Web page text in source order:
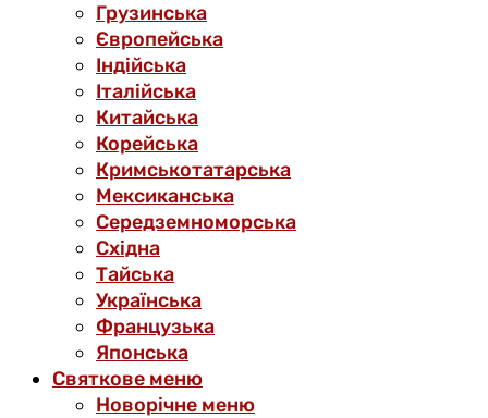
Грузинська
Європейська
Індійська
Італійська
Китайська
Корейська
Кримськотатарська
Мексиканська
Середземноморська
Східна
Тайська
Українська
Французька
Японська
Святкове меню
Новорічне меню